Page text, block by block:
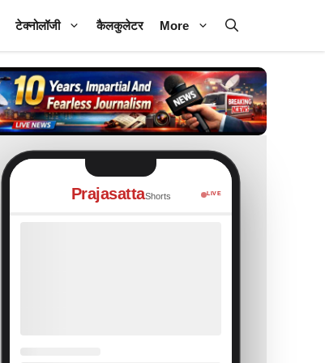
टेक्नोलॉजी कैलकुलेटर More
PrajasattaShorts LIVE